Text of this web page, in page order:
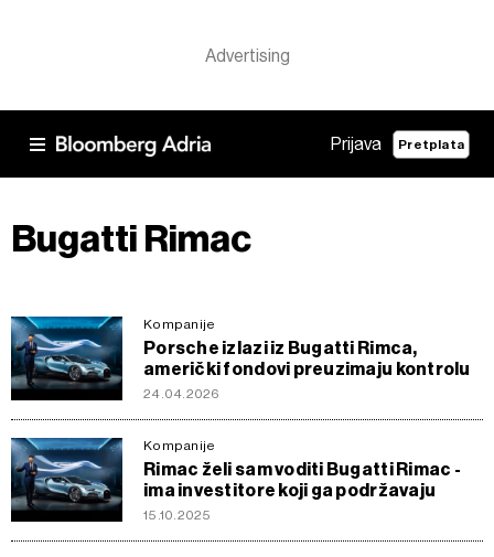
Prijava Pretplata
Bugatti Rimac
Kompanije
Porsche izlazi iz Bugatti Rimca,
američki fondovi preuzimaju kontrolu
24.04.2026
Kompanije
Rimac želi sam voditi Bugatti Rimac -
ima investitore koji ga podržavaju
15.10.2025